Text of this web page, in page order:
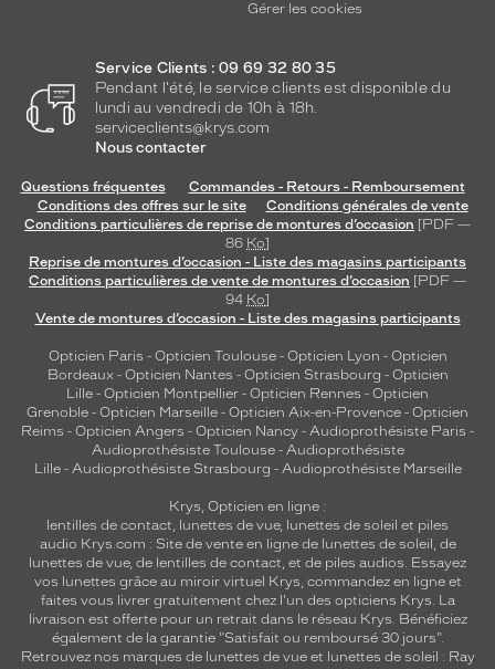
Gérer les cookies
Service Clients : 09 69 32 80 35
Pendant l'été, le service clients est disponible du
lundi au vendredi de 10h à 18h.
serviceclients@krys.com
Nous contacter
Questions fréquentes
Commandes - Retours - Remboursement
Conditions des offres sur le site
Conditions générales de vente
Conditions particulières de reprise de montures d’occasion [PDF —
86 Ko]
Reprise de montures d’occasion - Liste des magasins participants
Conditions particulières de vente de montures d’occasion [PDF —
94 Ko]
Vente de montures d’occasion - Liste des magasins participants
Opticien Paris - Opticien Toulouse- Opticien Lyon - Opticien
Bordeaux- Opticien Nantes - Opticien Strasbourg - Opticien
Lille - Opticien Montpellier - Opticien Rennes - Opticien
Grenoble - Opticien Marseille - Opticien Aix-en-Provence - Opticien
Reims - Opticien Angers - Opticien Nancy - Audioprothésiste Paris -
Audioprothésiste Toulouse- Audioprothésiste
Lille- Audioprothésiste Strasbourg - Audioprothésiste Marseille
Krys, Opticien en ligne :
lentilles de contact, lunettes de vue, lunettes de soleil et piles
audio Krys.com : Site de vente en ligne de lunettes de soleil, de
lunettes de vue, de lentilles de contact, et de piles audios. Essayez
vos lunettes grâce au miroir virtuel Krys, commandez en ligne et
faites vous livrer gratuitement chez l'un des opticiens Krys. La
livraison est offerte pour un retrait dans le réseau Krys. Bénéficiez
également de la garantie "Satisfait ou remboursé 30 jours".
Retrouvez nos marques de lunettes de vue et lunettes de soleil : Ray